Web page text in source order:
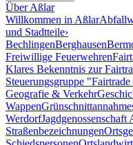
Über Aßlar
Willkommen in Aßlar
und Stadtteile›
BechlingenBerghausen
Freiwillige Feuerwehren
Klares Bekenntnis zur
Steuerungsgruppe
Geografie & Verkehr
Wappen
WerdorfJagdgenossenschaft
Straßenbezeichnungen